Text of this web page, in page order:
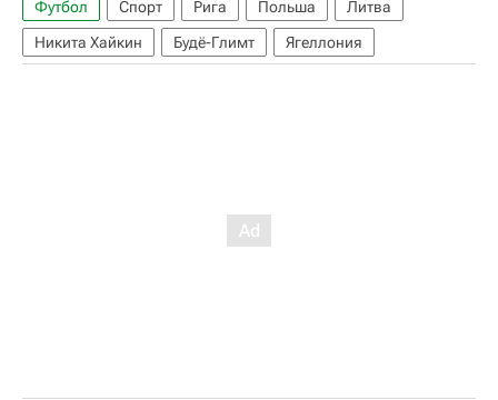
Футбол Спорт Рига Польша
Литва
Никита Хайкин
Будё-Глимт Ягеллония